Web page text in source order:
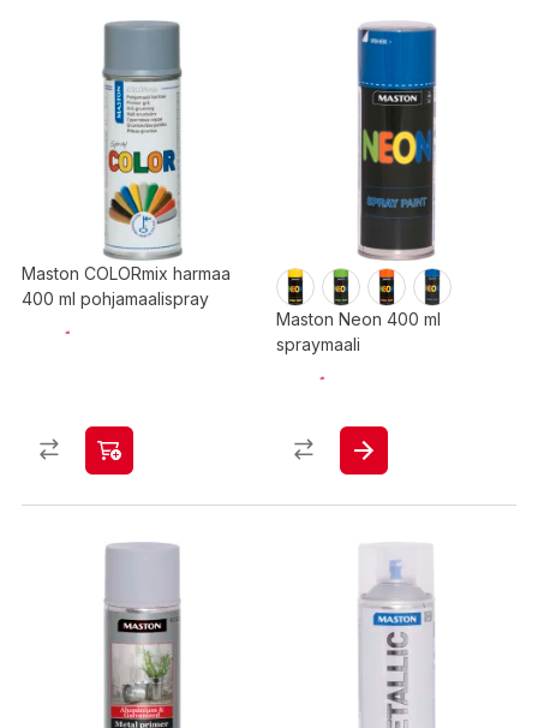
Maston COLORmix harmaa
400 ml pohjamaalispray
Maston Neon 400 ml
spraymaali